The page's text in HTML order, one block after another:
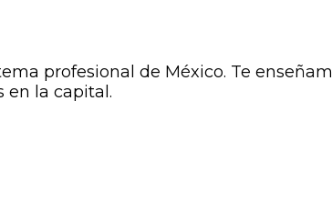
profesional de México. Te
en la capital.